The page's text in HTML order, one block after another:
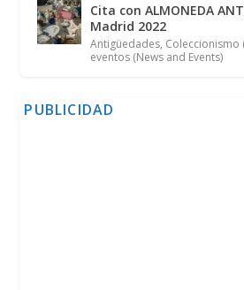
Cita con ALMONEDA
Madrid 2022
Antigüedades, Coleccionismo
eventos (News and Events)
PUBLICIDAD